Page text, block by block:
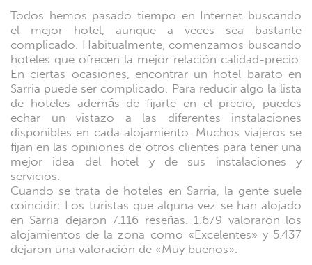
Todos hemos pasado tiempo en Internet buscando
el mejor hotel, aunque a veces sea bastante
complicado. Habitualmente, comenzamos buscando
hoteles que ofrecen la mejor relación calidad-precio.
En ciertas ocasiones, encontrar un hotel barato en
Sarria puede ser complicado. Para reducir algo la lista
de hoteles además de fijarte en el precio, puedes
echar un vistazo a las diferentes instalaciones
disponibles en cada alojamiento. Muchos viajeros se
fijan en las opiniones de otros clientes para tener una
mejor idea del hotel y de sus instalaciones y
servicios.
Cuando se trata de hoteles en Sarria, la gente suele
coincidir: Los turistas que alguna vez se han alojado
en Sarria dejaron 7.116 reseñas. 1.679 valoraron los
alojamientos de la zona como «Excelentes» y 5.437
dejaron una valoración de «Muy buenos».